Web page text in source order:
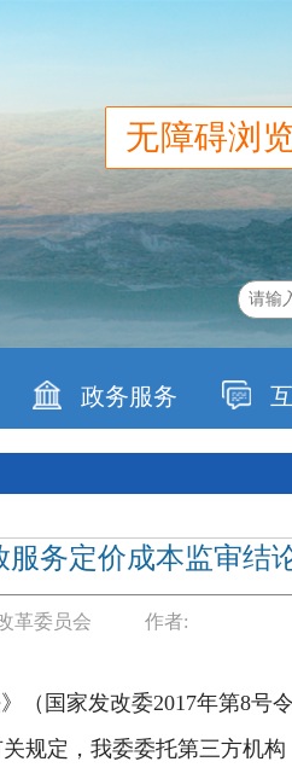
无障碍浏
政务服务
务定价成本监审结
革委员会 作者:
（国家发改委2017年第8号
规定，我委委托第三方机构